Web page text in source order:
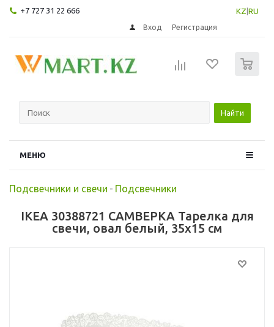
+7 727 31 22 666 KZ RU
Вход Регистрация
Найти
МЕНЮ
Подсвечники и свечи - Подсвечники
IKEA 30388721 САМВЕРКА Тарелка для
свечи, овал белый, 35x15 см